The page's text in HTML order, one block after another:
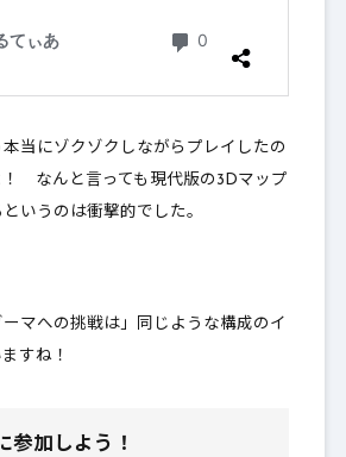
当にゾクゾクしながらプレイしたの
！ なんと言っても現代版の3Dマップ
いうのは衝撃的でした。
マへの挑戦は」同じような構成のイ
すね！
参加しよう！